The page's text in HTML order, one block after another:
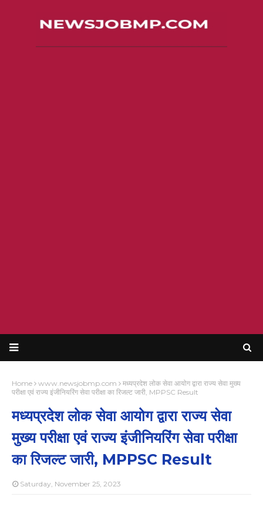
Home www.newsjobmp.com
मध्यप्रदेश लोक सेवा आयोग द्वारा राज्य सेवा मुख्य
परीक्षा एवं राज्य इंजीनियरिंग सेवा परीक्षा का रिजल्ट जारी, MPPSC Result
मध्यप्रदेश लोक सेवा आयोग द्वारा राज्य सेवा
मुख्य परीक्षा एवं राज्य इंजीनियरिंग सेवा परीक्षा
का रिजल्ट जारी, MPPSC Result
Saturday, November 25, 2023